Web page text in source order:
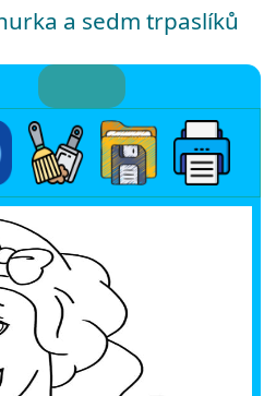
a sedm trpaslíků